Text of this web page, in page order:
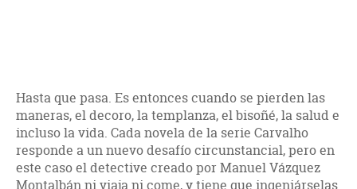
Hasta que pasa. Es entonces cuando se pierden las
maneras, el decoro, la templanza, el bisoñé, la salud e
incluso la vida. Cada novela de la serie Carvalho
responde a un nuevo desafío circunstancial, pero en
este caso el detective creado por Manuel Vázquez
Montalbán ni viaja ni come, y tiene que ingeniárselas